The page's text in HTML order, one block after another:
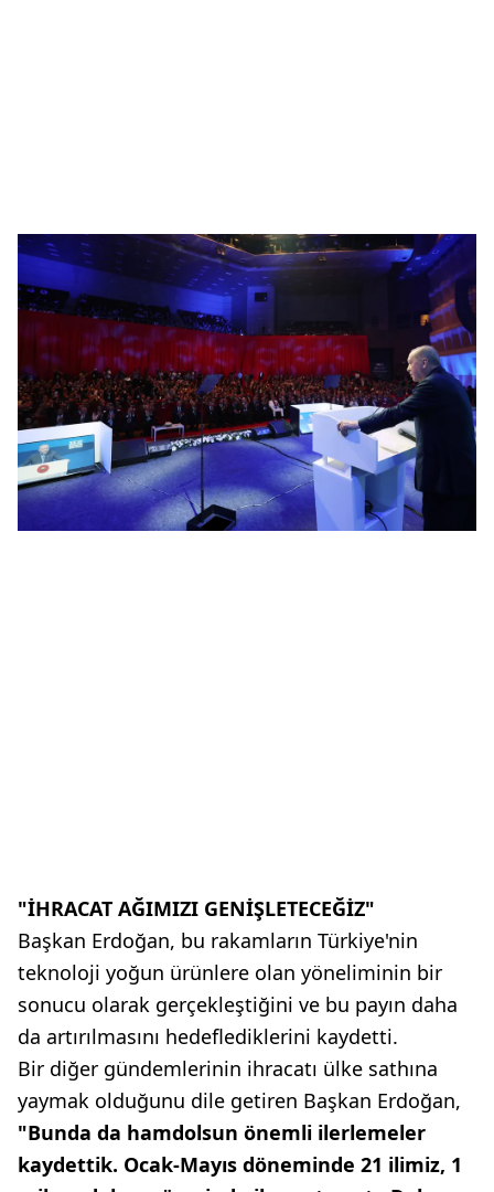
"İHRACAT AĞIMIZI GENİŞLETECEĞİZ"
Başkan Erdoğan, bu rakamların Türkiye'nin
teknoloji yoğun ürünlere olan yöneliminin bir
sonucu olarak gerçekleştiğini ve bu payın daha
da artırılmasını hedeflediklerini kaydetti.
Bir diğer gündemlerinin ihracatı ülke sathına
yaymak olduğunu dile getiren Başkan Erdoğan,
"Bunda da hamdolsun önemli ilerlemeler
kaydettik. Ocak-Mayıs döneminde 21 ilimiz, 1